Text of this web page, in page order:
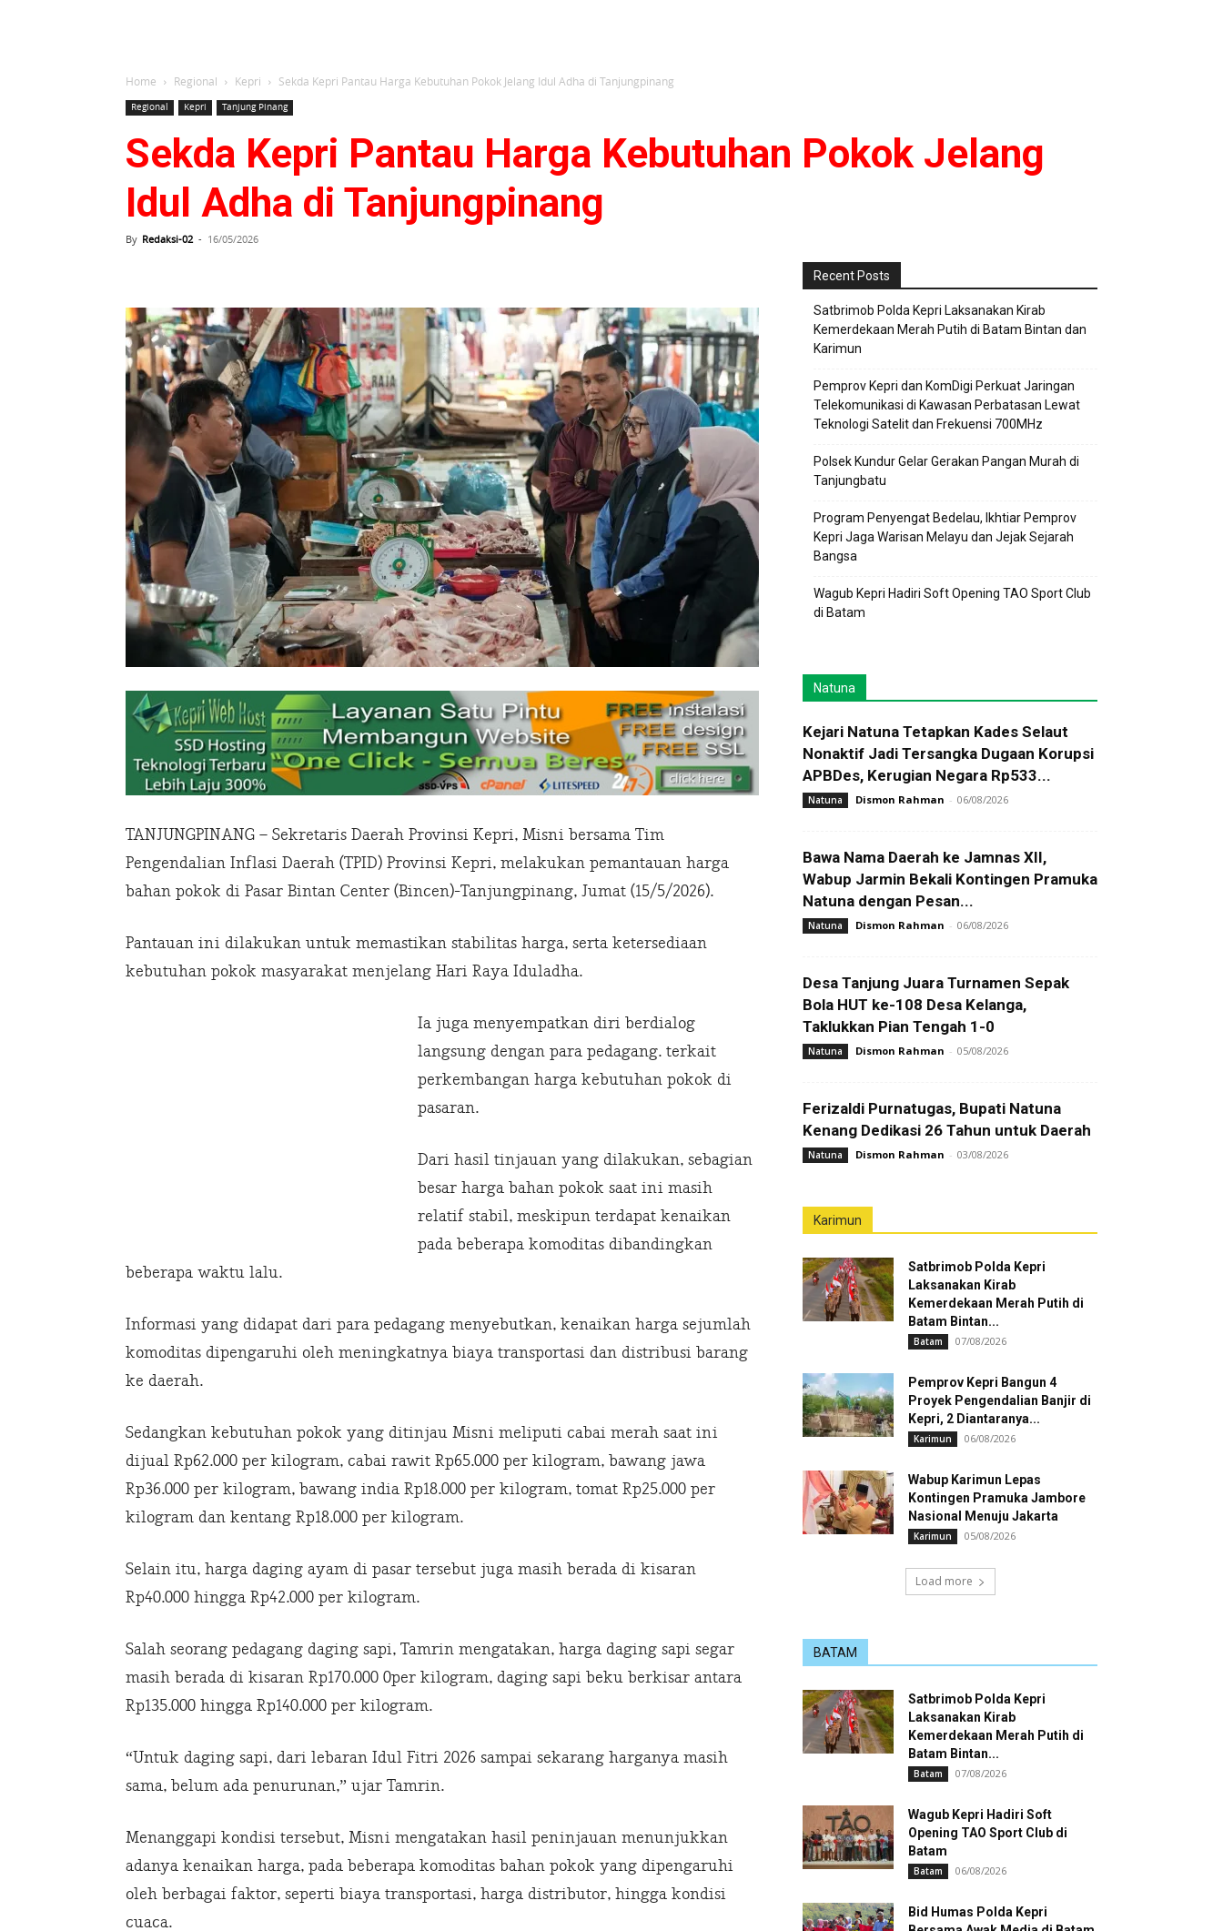
Home Regional Kepri Sekda Kepri Pantau Harga Kebutuhan Pokok Jelang Idul Adha di Tanjungpinang
Regional Kepri Tanjung Pinang
Sekda Kepri Pantau Harga Kebutuhan Pokok Jelang
Idul Adha di Tanjungpinang
By Redaksi-02 - 16/05/2026
TANJUNGPINANG – Sekretaris Daerah Provinsi Kepri, Misni bersama Tim
Pengendalian Inflasi Daerah (TPID) Provinsi Kepri, melakukan pemantauan harga
bahan pokok di Pasar Bintan Center (Bincen)-Tanjungpinang, Jumat (15/5/2026).
Pantauan ini dilakukan untuk memastikan stabilitas harga, serta ketersediaan
kebutuhan pokok masyarakat menjelang Hari Raya Iduladha.
Ia juga menyempatkan diri berdialog
langsung dengan para pedagang. terkait
perkembangan harga kebutuhan pokok di
pasaran.
Dari hasil tinjauan yang dilakukan, sebagian
besar harga bahan pokok saat ini masih
relatif stabil, meskipun terdapat kenaikan
pada beberapa komoditas dibandingkan
beberapa waktu lalu.
Informasi yang didapat dari para pedagang menyebutkan, kenaikan harga sejumlah
komoditas dipengaruhi oleh meningkatnya biaya transportasi dan distribusi barang
ke daerah.
Sedangkan kebutuhan pokok yang ditinjau Misni meliputi cabai merah saat ini
dijual Rp62.000 per kilogram, cabai rawit Rp65.000 per kilogram, bawang jawa
Rp36.000 per kilogram, bawang india Rp18.000 per kilogram, tomat Rp25.000 per
kilogram dan kentang Rp18.000 per kilogram.
Selain itu, harga daging ayam di pasar tersebut juga masih berada di kisaran
Rp40.000 hingga Rp42.000 per kilogram.
Salah seorang pedagang daging sapi, Tamrin mengatakan, harga daging sapi segar
masih berada di kisaran Rp170.000 0per kilogram, daging sapi beku berkisar antara
Rp135.000 hingga Rp140.000 per kilogram.
“Untuk daging sapi, dari lebaran Idul Fitri 2026 sampai sekarang harganya masih
sama, belum ada penurunan,” ujar Tamrin.
Menanggapi kondisi tersebut, Misni mengatakan hasil peninjauan menunjukkan
adanya kenaikan harga, pada beberapa komoditas bahan pokok yang dipengaruhi
oleh berbagai faktor, seperti biaya transportasi, harga distributor, hingga kondisi
cuaca.
Recent Posts
Satbrimob Polda Kepri Laksanakan Kirab
Kemerdekaan Merah Putih di Batam Bintan dan
Karimun
Pemprov Kepri dan KomDigi Perkuat Jaringan
Telekomunikasi di Kawasan Perbatasan Lewat
Teknologi Satelit dan Frekuensi 700MHz
Polsek Kundur Gelar Gerakan Pangan Murah di
Tanjungbatu
Program Penyengat Bedelau, Ikhtiar Pemprov
Kepri Jaga Warisan Melayu dan Jejak Sejarah
Bangsa
Wagub Kepri Hadiri Soft Opening TAO Sport Club
di Batam
Natuna
Kejari Natuna Tetapkan Kades Selaut
Nonaktif Jadi Tersangka Dugaan Korupsi
APBDes, Kerugian Negara Rp533...
Natuna Dismon Rahman - 06/08/2026
Bawa Nama Daerah ke Jamnas XII,
Wabup Jarmin Bekali Kontingen Pramuka
Natuna dengan Pesan...
Natuna Dismon Rahman - 06/08/2026
Desa Tanjung Juara Turnamen Sepak
Bola HUT ke-108 Desa Kelanga,
Taklukkan Pian Tengah 1-0
Natuna Dismon Rahman - 05/08/2026
Ferizaldi Purnatugas, Bupati Natuna
Kenang Dedikasi 26 Tahun untuk Daerah
Natuna Dismon Rahman - 03/08/2026
Karimun
Satbrimob Polda Kepri
Laksanakan Kirab
Kemerdekaan Merah Putih di
Batam Bintan...
Batam 07/08/2026
Pemprov Kepri Bangun 4
Proyek Pengendalian Banjir di
Kepri, 2 Diantaranya...
Karimun 06/08/2026
Wabup Karimun Lepas
Kontingen Pramuka Jambore
Nasional Menuju Jakarta
Karimun 05/08/2026
Load more
BATAM
Satbrimob Polda Kepri
Laksanakan Kirab
Kemerdekaan Merah Putih di
Batam Bintan...
Batam 07/08/2026
Wagub Kepri Hadiri Soft
Opening TAO Sport Club di
Batam
Batam 06/08/2026
Bid Humas Polda Kepri